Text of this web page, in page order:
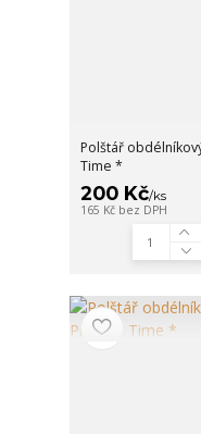
Polštář
Time *
200 Kč/ks
165 Kč bez DPH